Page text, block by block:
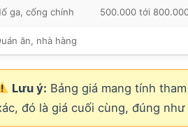
ga, cống chính 500.000 tới
ăn, nhà hàng
Lưu ý: Bảng giá mang tính
đó là giá cuối cùng, đúng